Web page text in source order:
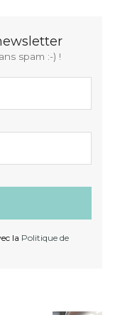
spam :-) !
la Politique de